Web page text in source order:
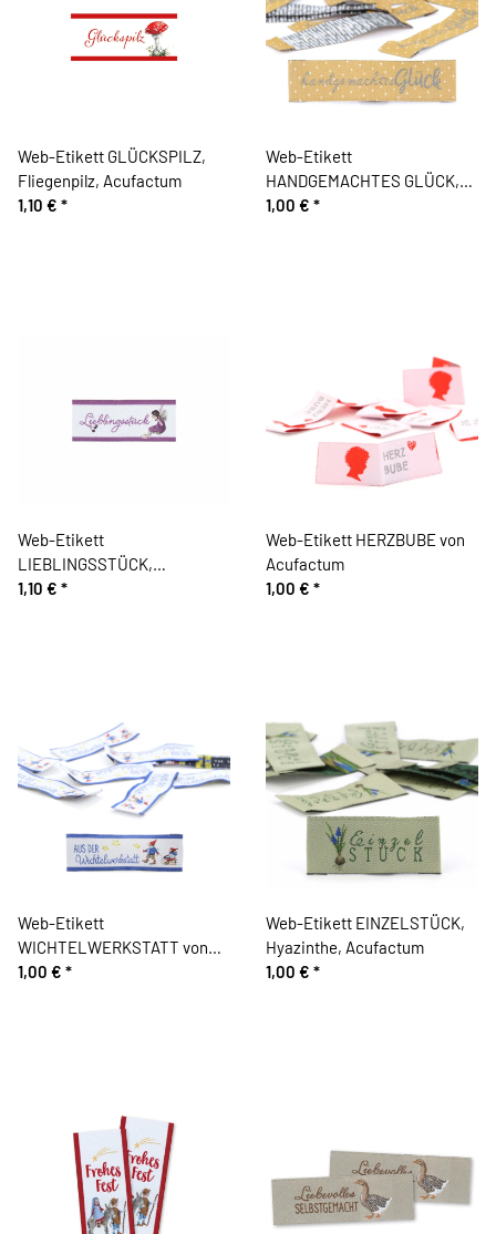
Web-Etikett GLÜCKSPILZ,
Fliegenpilz, Acufactum
1,10 € *
Web-Etikett
HANDGEMACHTES GLÜCK,
ocker, Acufactum
1,00 € *
Web-Etikett
LIEBLINGSSTÜCK,
Holunderelfe, Acufactum
1,10 € *
Web-Etikett HERZBUBE von
Acufactum
1,00 € *
Web-Etikett
WICHTELWERKSTATT von
Acufactum, blau
1,00 € *
Web-Etikett EINZELSTÜCK,
Hyazinthe, Acufactum
1,00 € *